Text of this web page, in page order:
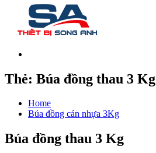
Thẻ: Búa đồng thau 3 Kg
Home
Búa đồng cán nhựa 3Kg
Búa đồng thau 3 Kg